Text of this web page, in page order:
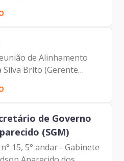
de Relacionamento e
Elias Fares Hadi
e...
de Alinhamento
Silva Brito (Gerente
Desenvolvimento de
Forbes
de Governo
(SGM)
15, 5° andar - Gabinete